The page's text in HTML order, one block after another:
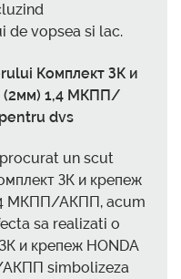
de vopsea si lac.
Комплект ЗК и
(2мм) 1,4 МКПП/
dvs
un scut
ЗК и крепеж
МКПП/АКПП, acum
sa realizati o
и крепеж HONDA
simbolizeza